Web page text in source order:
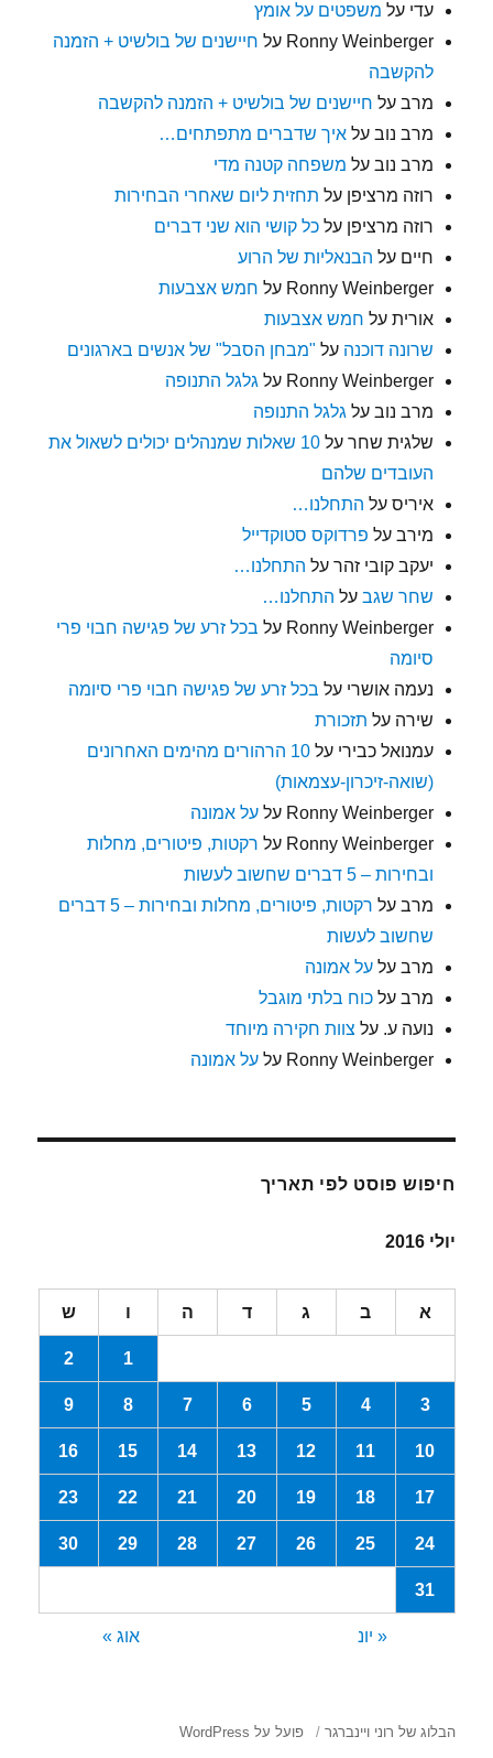
עדי על משפטים על אומץ
Ronny Weinberger על חיישנים של בולשיט + הזמנה
להקשבה
מרב על חיישנים של בולשיט + הזמנה להקשבה
מרב נוב עלאיך שדברים מתפתחים…
מרב נוב על משפחה קטנה מדי
רוזה מרציפן על תחזית ליום שאחרי הבחירות
רוזה מרציפן עלכל קושי הוא שני דברים
חיים על הבנאליות של הרוע
Ronny Weinberger על חמש אצבעות
אורית על חמש אצבעות
שרונה דוכנה על "מבחן הסבל" של אנשים בארגונים
Ronny Weinberger על גלגל התנופה
מרב נוב על גלגל התנופה
שלגית שחר על
10 שאלות שמנהלים יכולים לשאול את
העובדים שלהם
איריס על התחלנו…
מירב על פרדוקס סטוקדייל
יעקב קובי זהר על התחלנו…
שחר שגב על התחלנו…
Ronny Weinberger על בכל זרע של פגישה חבוי פרי
סיומה
נעמה אושרי על בכל זרע של פגישה חבוי פרי סיומה
שירה על תזכורת
עמנואל כבירי על
10 הרהורים מהימים האחרונים
(שואה-זיכרון-עצמאות)
Ronny Weinberger עלעל אמונה
Ronny Weinberger על רקטות, פיטורים, מחלות
ובחירות – 5 דברים שחשוב לעשות
מרב על
רקטות, פיטורים, מחלות ובחירות – 5 דברים
שחשוב לעשות
מרב עלעל אמונה
מרב עלכוח בלתי מוגבל
נועה ע. על צוות חקירה מיוחד
Ronny Weinberger עלעל אמונה
חיפוש פוסט לפי תאריך
יולי 2016
א ב ג ד ה ו ש
1
2
3
4
5
6
7
8
9
10
11
12
13
14
15
16
17
18
19
20
21
22
23
24
25
26
27
28
29
30
31
« יונ אוג »
הבלוג של רוני ויינברגר פועל על WordPress